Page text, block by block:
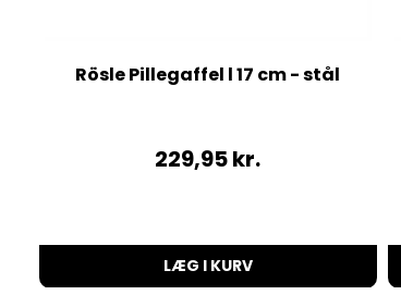
Rösle Pillegaffel l 17 cm - stål
229,95kr.
LÆG I KURV